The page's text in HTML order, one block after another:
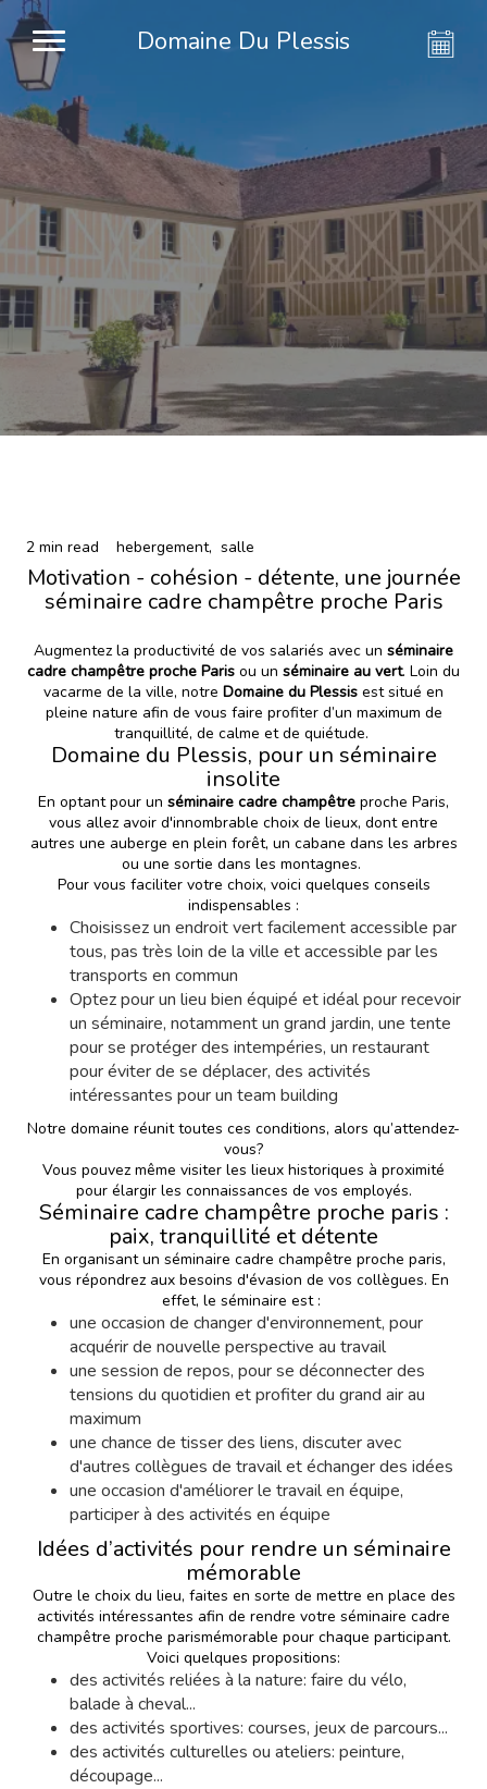
Domaine Du Plessis
2 min read hebergement, salle
Motivation - cohésion - détente, une journée
séminaire cadre champêtre proche Paris
Augmentez la productivité de vos salariés avec un séminaire
cadre champêtre proche Paris ou un séminaire au vert. Loin du
vacarme de la ville, notre Domaine du Plessis est situé en
pleine nature afin de vous faire profiter d’un maximum de
tranquillité, de calme et de quiétude.
Domaine du Plessis, pour un séminaire
insolite
En optant pour un séminaire cadre champêtre proche Paris,
vous allez avoir d'innombrable choix de lieux, dont entre
autres une auberge en plein forêt, un cabane dans les arbres
ou une sortie dans les montagnes.
Pour vous faciliter votre choix, voici quelques conseils
indispensables :
Choisissez un endroit vert facilement accessible par
tous, pas très loin de la ville et accessible par les
transports en commun
Optez pour un lieu bien équipé et idéal pour recevoir
un séminaire, notamment un grand jardin, une tente
pour se protéger des intempéries, un restaurant
pour éviter de se déplacer, des activités
intéressantes pour un team building
Notre domaine réunit toutes ces conditions, alors qu’attendez-
vous?
Vous pouvez même visiter les lieux historiques à proximité
pour élargir les connaissances de vos employés.
Séminaire cadre champêtre proche paris :
paix, tranquillité et détente
En organisant un séminaire cadre champêtre proche paris,
vous répondrez aux besoins d'évasion de vos collègues. En
effet, le séminaire est :
une occasion de changer d'environnement, pour
acquérir de nouvelle perspective au travail
une session de repos, pour se déconnecter des
tensions du quotidien et profiter du grand air au
maximum
une chance de tisser des liens, discuter avec
d'autres collègues de travail et échanger des idées
une occasion d'améliorer le travail en équipe,
participer à des activités en équipe
Idées d’activités pour rendre un séminaire
mémorable
Outre le choix du lieu, faites en sorte de mettre en place des
activités intéressantes afin de rendre votre séminaire cadre
champêtre proche parismémorable pour chaque participant.
Voici quelques propositions:
des activités reliées à la nature: faire du vélo,
balade à cheval...
des activités sportives: courses, jeux de parcours...
des activités culturelles ou ateliers: peinture,
découpage...